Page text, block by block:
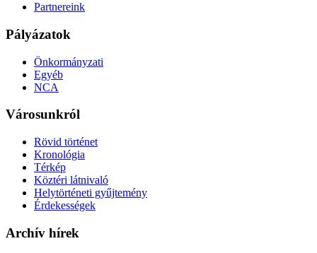
Partnereink
Pályázatok
Önkormányzati
Egyéb
NCA
Városunkról
Rövid történet
Kronológia
Térkép
Köztéri látnivaló
Helytörténeti gyűjtemény
Érdekességek
Archív hírek